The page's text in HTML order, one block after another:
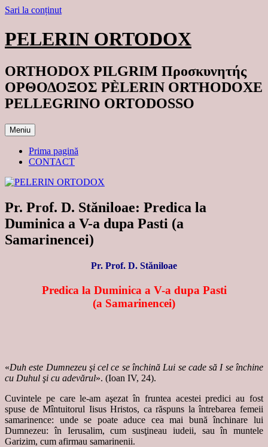
Sari la conținut
PELERIN ORTODOX
ORTHODOX PILGRIM Προσκυνητής
ΟΡΘΟΔΟΞΟΣ PÈLERIN ORTHODOXE
PELLEGRINO ORTODOSSO
Meniu
Prima pagină
CONTACT
Pr. Prof. D. Stăniloae: Predica la
Duminica a V-a dupa Pasti (a
Samarinencei)
Pr. Prof. D. Stăniloae
Predica la Duminica a V-a dupa Pasti
(a Samarinencei)
«Duh este Dumnezeu şi cel ce se închină Lui se cade să I se închine
cu Duhul şi cu adevărul». (Ioan IV, 24).
Cuvintele pe care le-am aşezat în fruntea acestei predici au fost
spuse de Mîntuitorul Iisus Hristos, ca răspuns la întrebarea femeii
samarinence: unde se poate aduce cea mai bună închinare lui
Dumnezeu: în Ierusalim, cum susţineau iudeii, sau în muntele
Garizim, cum afirmau samarinenii.